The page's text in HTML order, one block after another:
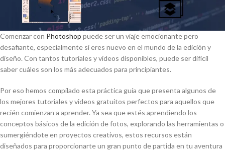
Comenzar con Photoshop puede ser un viaje emocionante pero
desafiante, especialmente si eres nuevo en el mundo de la edición y
diseño. Con tantos tutoriales y videos disponibles, puede ser difícil
saber cuáles son los más adecuados para principiantes.
Por eso hemos compilado esta práctica guía que presenta algunos de
los mejores tutoriales y videos gratuitos perfectos para aquellos que
recién comienzan a aprender. Ya sea que estés aprendiendo los
conceptos básicos de la edición de fotos, explorando las herramientas o
sumergiéndote en proyectos creativos, estos recursos están
diseñados para proporcionarte un gran punto de partida en tu aventura